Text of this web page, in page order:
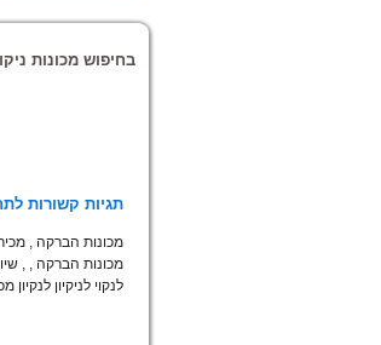
בחיפוש מכונות ניקוי
תגיות קשורות
מכונות הברקה ,
מכונות הברקה ,
,
לנקוי לניקיון